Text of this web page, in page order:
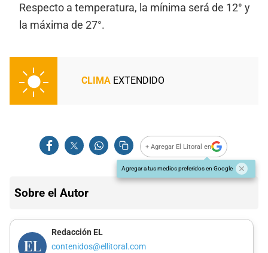
Respecto a temperatura, la mínima será de 12° y
la máxima de 27°.
CLIMA EXTENDIDO
+ Agregar El Litoral en
Agregar a tus medios preferidos en Google
Sobre el Autor
Redacción EL
contenidos@ellitoral.com